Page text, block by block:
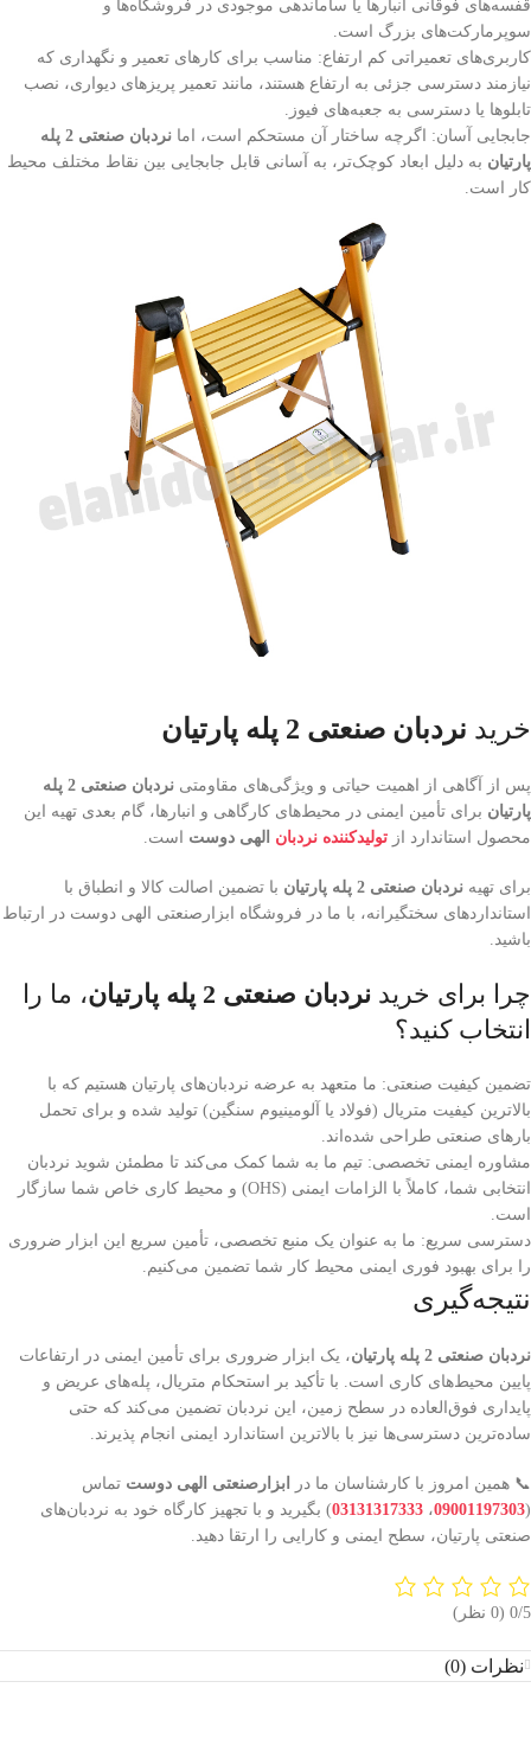
قفسه‌های فوقانی انبارها یا ساماندهی موجودی در فروشگاه‌ها و
سوپرمارکت‌های بزرگ است.
کاربری‌های تعمیراتی کم ارتفاع: مناسب برای کارهای تعمیر و نگهداری که
نیازمند دسترسی جزئی به ارتفاع هستند، مانند تعمیر پریزهای دیواری، نصب
تابلوها یا دسترسی به جعبه‌های فیوز.
جابجایی آسان: اگرچه ساختار آن مستحکم است، اما
نردبان صنعتی 2 پله
پارتیان به دلیل ابعاد کوچک‌تر، به آسانی قابل جابجایی بین نقاط مختلف محیط
کار است.
خرید نردبان صنعتی 2 پله پارتیان
پس از آگاهی از اهمیت حیاتی و ویژگی‌های مقاومتی
نردبان صنعتی 2 پله
پارتیان برای تأمین ایمنی در محیط‌های کارگاهی و انبارها، گام بعدی تهیه این
محصول استاندارد از تولیدکننده نردبان الهی دوست است.
برای تهیه نردبان صنعتی 2 پله پارتیان
با تضمین اصالت کالا و انطباق با
استانداردهای سختگیرانه، با ما در فروشگاه ابزارصنعتی الهی دوست در ارتباط
باشید.
چرا برای خرید نردبان صنعتی 2 پله پارتیان
، ما را
انتخاب کنید؟
تضمین کیفیت صنعتی: ما متعهد به عرضه نردبان‌های پارتیان هستیم که با
بالاترین کیفیت متریال (فولاد یا آلومینیوم سنگین) تولید شده و برای تحمل
بارهای صنعتی طراحی شده‌اند.
مشاوره ایمنی تخصصی: تیم ما به شما کمک می‌کند تا مطمئن شوید نردبان
انتخابی شما، کاملاً با الزامات ایمنی (OHS) و محیط کاری خاص شما سازگار
است.
دسترسی سریع: ما به عنوان یک منبع تخصصی، تأمین سریع این ابزار ضروری
را برای بهبود فوری ایمنی محیط کار شما تضمین می‌کنیم.
نتیجه‌گیری
نردبان صنعتی 2 پله پارتیان
، یک ابزار ضروری برای تأمین ایمنی در ارتفاعات
پایین محیط‌های کاری است. با تأکید بر استحکام متریال، پله‌های عریض و
پایداری فوق‌العاده در سطح زمین، این نردبان تضمین می‌کند که حتی
ساده‌ترین دسترسی‌ها نیز با بالاترین استاندارد ایمنی انجام پذیرند.
📞 همین امروز با کارشناسان ما در ابزارصنعتی الهی دوست تماس
(
09001197303، 03131317333) بگیرید و با تجهیز کارگاه خود به نردبان‌های
صنعتی پارتیان، سطح ایمنی و کارایی را ارتقا دهید.
‫0/5 ‫(0 نظر)
نظرات (0)